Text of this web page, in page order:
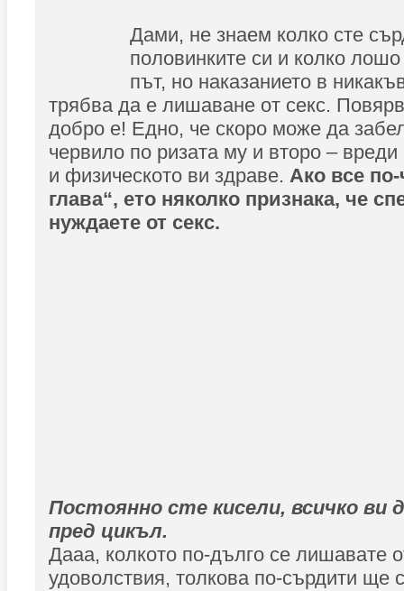
Дами, не знаем колко сте
половинките си и колко
път, но наказанието в
трябва да е лишаване от секс.
добро е! Едно, че скоро може да
червило по ризата му и второ – вреди
и физическото ви здраве. Ако все
глава“, ето няколко признака, че
нуждаете от секс.
Постоянно сте кисели, всичко ви
пред цикъл.
Дааа, колкото по-дълго се лишавате
удоволствия, толкова по-сърдити ще